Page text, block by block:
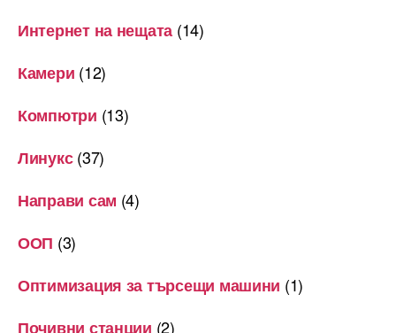
Интернет на нещата (14)
Камери (12)
Компютри (13)
Линукс(37)
Направи сам (4)
ООП (3)
Оптимизация за търсещи машини (1)
Почивни станции (2)